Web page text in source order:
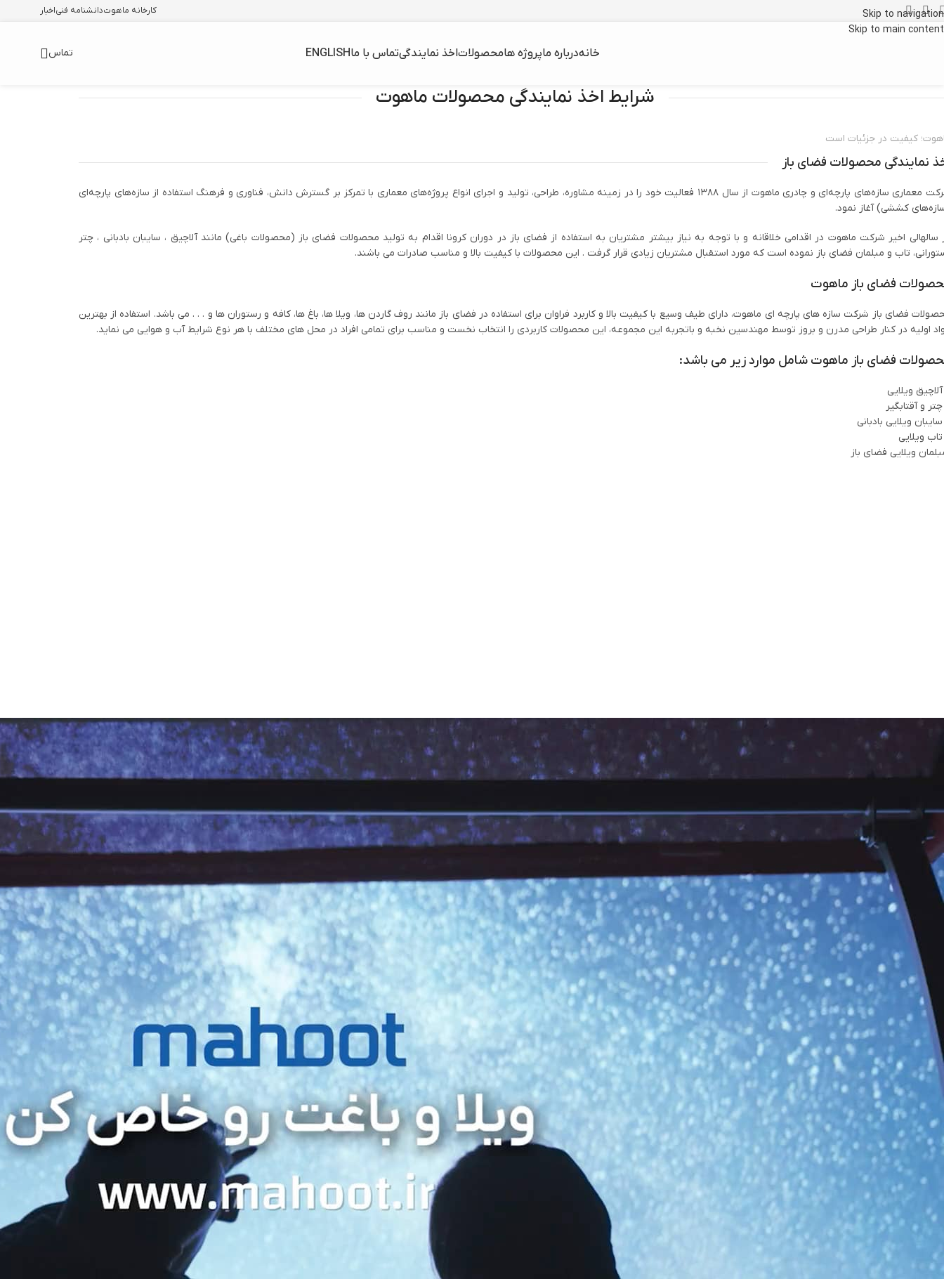
Skip to navigation
Skip to main content
کارخانه ماهوتدانشنامه فنیاخبار
خانهدرباره ماپروژه هامحصولاتاخذ نمایندگیتماس با ماENGLISH تماس
شرایط اخذ نمایندگی محصولات ماهوت
کیفیت در جزئیات است
نمایندگی محصولات فضای باز
شرکت معماری سازه‌های پارچه‌ای و چادری ماهوت از سال ۱۳۸۸ فعالیت خود را در زمینه مشاوره، طراحی، تولید و اجرای انواع پروژه‌های معماری با تمرکز بر گسترش دانش، فناوری و فرهنگ استفاده از سازه‌های پارچه‌ای
کششی) آغاز نمود.
سالهالی اخیر شرکت ماهوت در اقدامی خلاقانه و با توجه به نیاز بیشتر مشتریان به استفاده از فضای باز در دوران کرونا اقدام به تولید محصولات فضای باز (محصولات باغی) مانند آلاچیق ، سایبان بادبانی ، چتر
تاب و مبلمان فضای باز نموده است که مورد استقبال مشتریان زیادی قرار گرفت . این محصولات با کیفیت بالا و مناسب صادرات می باشند.
فضای باز ماهوت
فضای باز شرکت سازه های پارچه ای ماهوت، دارای طیف وسیع با کیفیت بالا و کاربرد فراوان برای استفاده در فضای باز مانند روف گاردن ها، ویلا ها، باغ ها، کافه و رستوران ها و . . . می باشد. استفاده از بهترین
اولیه در کنار طراحی مدرن و بروز توسط مهندسین نخبه و باتجربه این مجموعه، این محصولات کاربردی را انتخاب نخست و مناسب برای تمامی افراد در محل های مختلف با هر نوع شرایط آب و هوایی می نماید.
فضای باز ماهوت شامل موارد زیر می باشد:
ویلایی
و آقتابگیر
ویلایی بادبانی
ویلایی
ویلایی فضای باز